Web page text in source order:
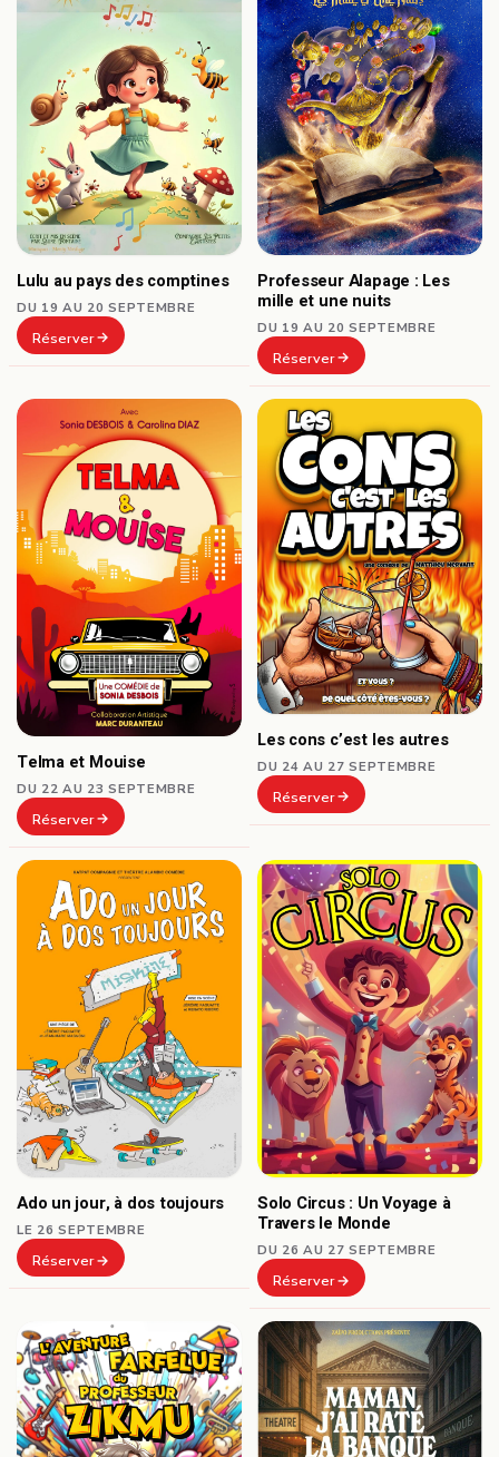
Lulu au pays des comptines
DU 19 AU 20 SEPTEMBRE
Réserver
Professeur Alapage : Les
mille et une nuits
DU 19 AU 20 SEPTEMBRE
Réserver
Telma et Mouise
DU 22 AU 23 SEPTEMBRE
Réserver
Les cons c’est les autres
DU 24 AU 27 SEPTEMBRE
Réserver
Ado un jour, à dos toujours
LE 26 SEPTEMBRE
Réserver
Solo Circus : Un Voyage à
Travers le Monde
DU 26 AU 27 SEPTEMBRE
Réserver